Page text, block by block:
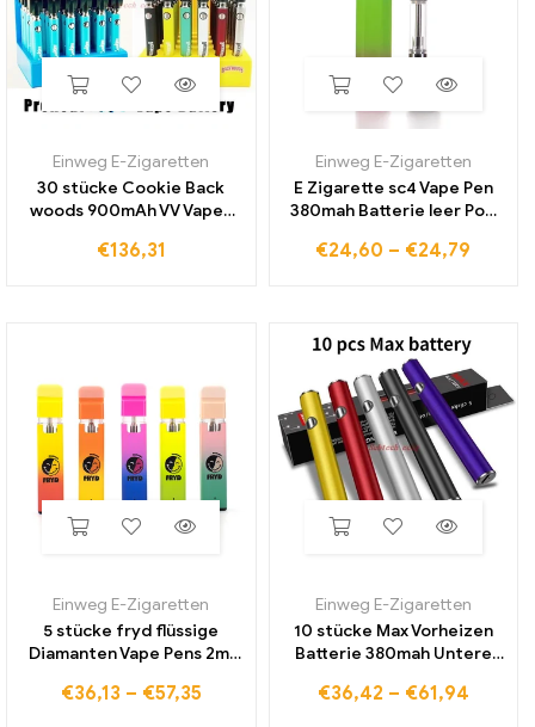
Einweg E-Zigaretten
30 stücke Cookie Back
woods 900mAh VV Vapes
vorheizen einstellbar mit
€136,31
Einweg E-Zigaretten
E Zigarette sc4 Vape Pen
380mah Batterie leer Pod
Ladeans chluss für
€24,60 – €24,79
Einweg E-Zigaretten
5 stücke fryd flüssige
Diamanten Vape Pens 2ml
wagen und Zigaretten
€36,13 – €57,35
Einweg E-Zigaretten
10 stücke Max Vorheizen
Batterie 380mah Untere
Vape stift Für 510 gewinde
€36,42 – €61,94